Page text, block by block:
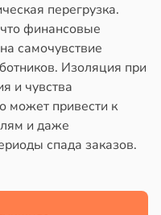
перегрузка.
финансовые
самочувствие
Изоляция при
и чувства
может привести к
и даже
спада заказов.